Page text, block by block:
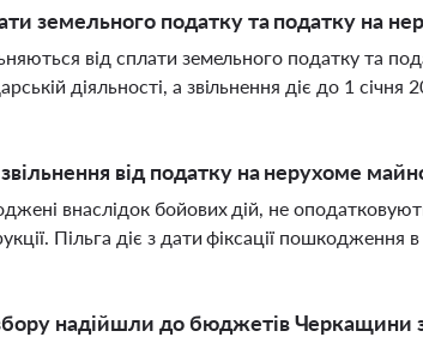
земельного податку та податку на
від сплати земельного податку та
діяльності, а звільнення діє до 1
звільнення від податку на нерухоме
внаслідок бойових дій, не
Пільга діє з дати фіксації
надійшли до бюджетів Черкащини